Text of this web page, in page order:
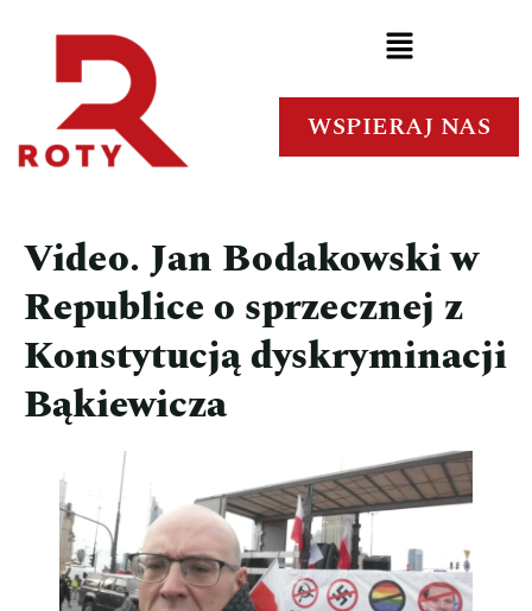
WSPIERAJ NAS
Video. Jan Bodakowski w
Republice o sprzecznej z
Konstytucją dyskryminacji
Bąkiewicza